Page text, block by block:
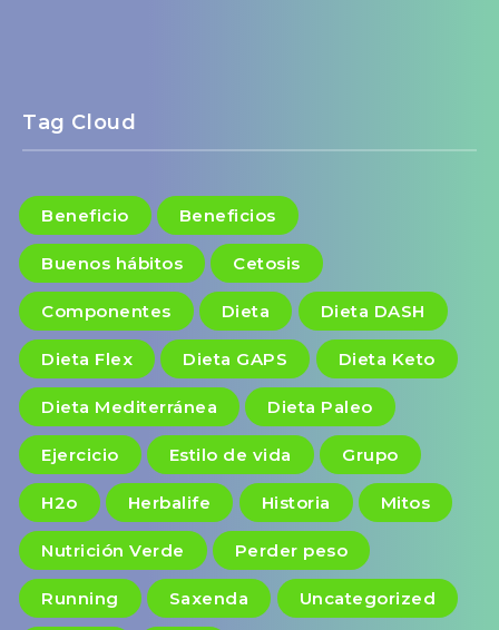
Tag Cloud
Beneficio Beneficios
Buenos hábitos Cetosis
Componentes Dieta Dieta DASH
Dieta Flex Dieta GAPS Dieta Keto
Dieta Mediterránea Dieta Paleo
Ejercicio Estilo de vida Grupo
H2o Herbalife Historia Mitos
Nutrición Verde Perder peso
Running Saxenda Uncategorized